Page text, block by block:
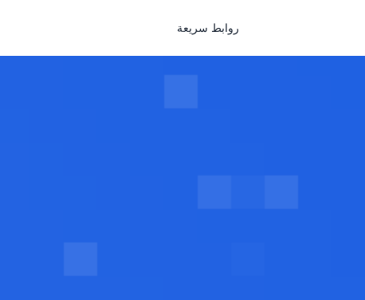
روابط سريعة